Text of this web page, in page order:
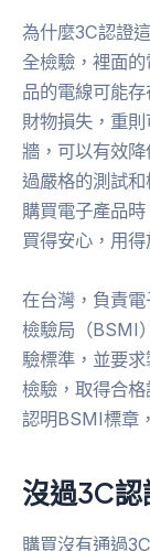
為什麼3C認證
全檢驗，裡面
品的電線可能
財物損失，重
牆，可以有效
過嚴格的測試
購買電子產品
買得安心，用得
在台灣，負責
檢驗局（BSMI
驗標準，並要
檢驗，取得合
認明BSMI標章
沒過3C認
購買沒有通過